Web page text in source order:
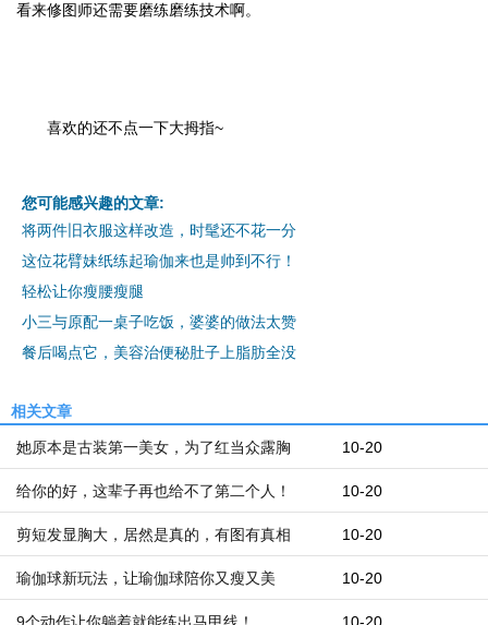
看来修图师还需要磨练磨练技术啊。
喜欢的还不点一下大拇指~
您可能感兴趣的文章:
将两件旧衣服这样改造，时髦还不花一分
这位花臂妹纸练起瑜伽来也是帅到不行！
轻松让你瘦腰瘦腿
小三与原配一桌子吃饭，婆婆的做法太赞
餐后喝点它，美容治便秘肚子上脂肪全没
相关文章
10-20
她原本是古装第一美女，为了红当众露胸
10-20
给你的好，这辈子再也给不了第二个人！
10-20
剪短发显胸大，居然是真的，有图有真相
10-20
瑜伽球新玩法，让瑜伽球陪你又瘦又美